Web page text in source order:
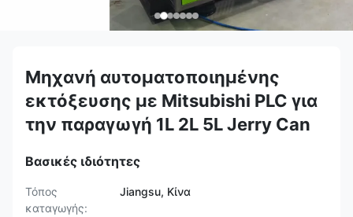
Μηχανή αυτοματοποιημένης
εκτόξευσης με Mitsubishi PLC για
την παραγωγή 1L 2L 5L Jerry Can
Βασικές ιδιότητες
Τόπος
καταγωγής:
Jiangsu, Κίνα